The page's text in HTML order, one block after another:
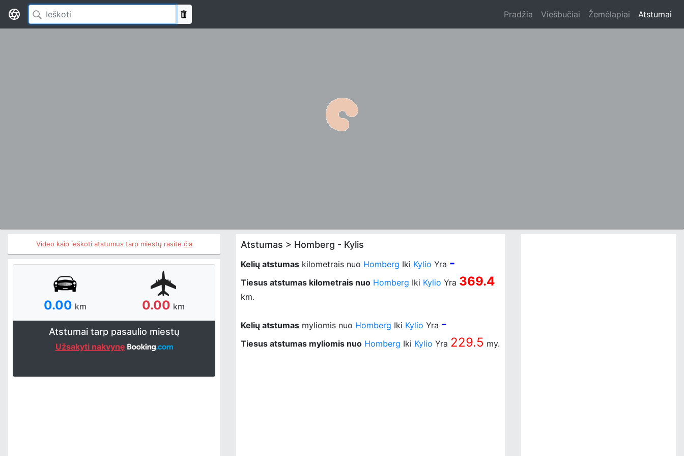
Pradžia Viešbučiai Žemėlapiai Atstumai
Video kaip ieškoti atstumus tarp miestų rasite čia
0.00 km 0.00 km
Atstumai tarp pasaulio miestų
Užsakyti nakvynę
Atstumas > Homberg - Kylis
Kelių atstumas kilometrais nuo Homberg Iki Kylio Yra -
Tiesus atstumas kilometrais nuo Homberg Iki Kylio Yra 369.4
km.
Kelių atstumas myliomis nuo Homberg Iki Kylio Yra -
Tiesus atstumas myliomis nuo Homberg Iki Kylio Yra 229.5 my.